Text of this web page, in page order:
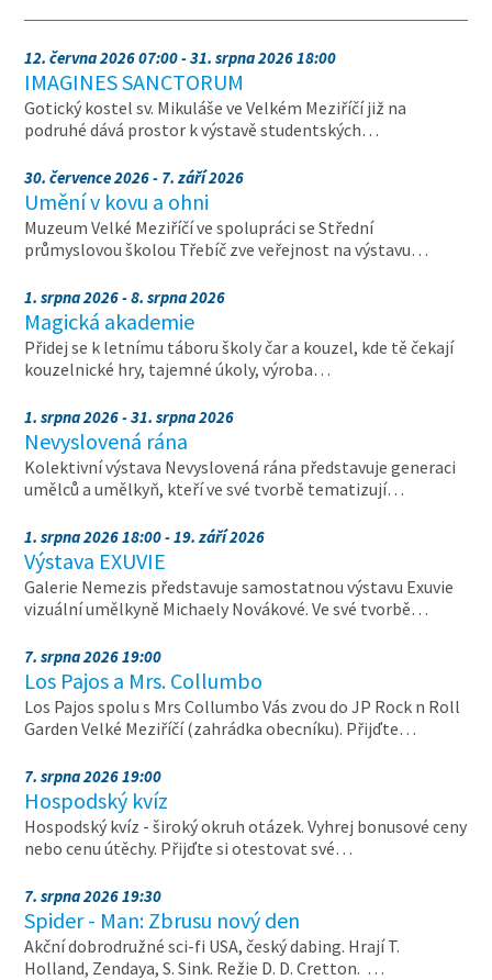
12. června 2026 07:00 - 31. srpna 2026 18:00
IMAGINES SANCTORUM
Gotický kostel sv. Mikuláše ve Velkém Meziříčí již na
podruhé dává prostor k výstavě studentských…
30. července 2026 - 7. září 2026
Umění v kovu a ohni
Muzeum Velké Meziříčí ve spolupráci se Střední
průmyslovou školou Třebíč zve veřejnost na výstavu…
1. srpna 2026 - 8. srpna 2026
Magická akademie
Přidej se k letnímu táboru školy čar a kouzel, kde tě čekají
kouzelnické hry, tajemné úkoly, výroba…
1. srpna 2026 - 31. srpna 2026
Nevyslovená rána
Kolektivní výstava Nevyslovená rána představuje generaci
umělců a umělkyň, kteří ve své tvorbě tematizují…
1. srpna 2026 18:00 - 19. září 2026
Výstava EXUVIE
Galerie Nemezis představuje samostatnou výstavu Exuvie
vizuální umělkyně Michaely Novákové. Ve své tvorbě…
7. srpna 2026 19:00
Los Pajos a Mrs. Collumbo
Los Pajos spolu s Mrs Collumbo Vás zvou do JP Rock n Roll
Garden Velké Meziříčí (zahrádka obecníku). Přijďte…
7. srpna 2026 19:00
Hospodský kvíz
Hospodský kvíz - široký okruh otázek. Vyhrej bonusové ceny
nebo cenu útěchy. Přijďte si otestovat své…
7. srpna 2026 19:30
Spider - Man: Zbrusu nový den
Akční dobrodružné sci-fi USA, český dabing. Hrají T.
Holland, Zendaya, S. Sink. Režie D. D. Cretton. …